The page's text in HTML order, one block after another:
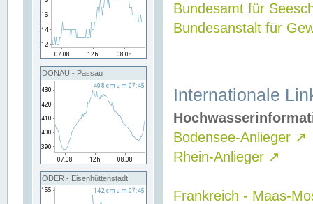
DONAU - Passau
ODER - Eisenhüttenstadt
Bundesamt für
Bundesanstalt für
Internationale
Bodensee-Anlieger ↗
Rhein-Anlieger ↗
Frankreich - Maas-